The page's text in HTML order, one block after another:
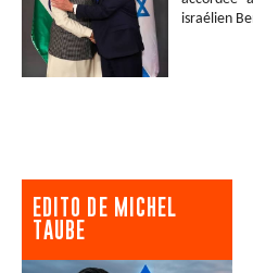
israélien
EDITO DE MICHEL
TAUBE